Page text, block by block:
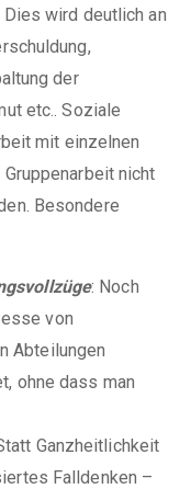
wird deutlich an
der
etc.. Soziale
mit einzelnen
nicht
Besondere
: Noch
von
Abteilungen
ohne dass man
Ganzheitlichkeit
Falldenken –